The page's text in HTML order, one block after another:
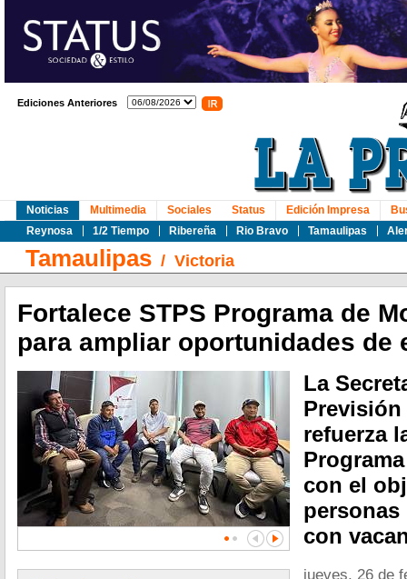
Ediciones Anteriores
Noticias
Reynosa
1/2 Tiempo Ribereña Rio Bravo Tamaulipas
Multimedia Sociales Status Edición Impresa
Tamaulipas / Victoria
Fortalece STPS Programa de
para ampliar oportunidades de
La
Previsión
refuerza
con el
personas
con
jueves, 26 de